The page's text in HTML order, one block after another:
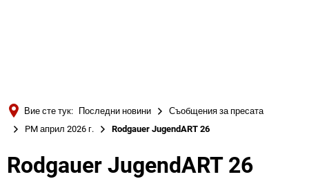
Русский
Вие сте тук: Последни новини
Съобщения за пресата
PM април 2026 г.
Rodgauer JugendART 26
Rodgauer JugendART 26